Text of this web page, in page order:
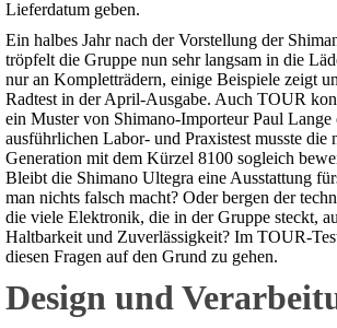
Lieferdatum geben.
Ein halbes Jahr nach der Vorstellung der
tröpfelt die Gruppe nun sehr langsam in die
nur an Kompletträdern, einige Beispiele zeigt
Radtest in der April-Ausgabe. Auch TOUR
ein Muster von Shimano-Importeur Paul Lange
ausführlichen Labor- und Praxistest musste die
Generation mit dem Kürzel 8100 sogleich
Bleibt die Shimano Ultegra eine Ausstattung
man nichts falsch macht? Oder bergen der
die viele Elektronik, die in der Gruppe steckt,
Haltbarkeit und Zuverlässigkeit? Im TOUR-
diesen Fragen auf den Grund zu gehen.
Design und